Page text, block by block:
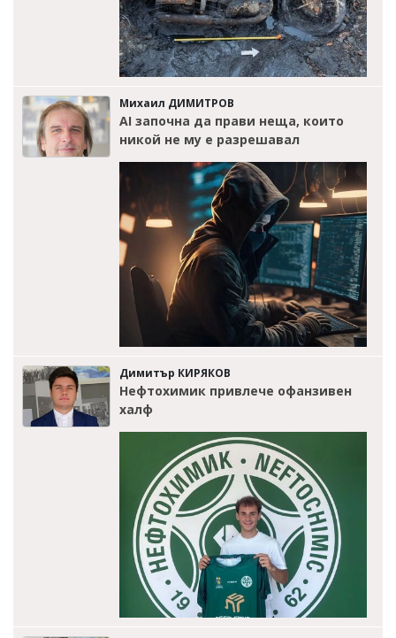
Михаил ДИМИТРОВ
AI започна да прави неща, които
никой не му е разрешавал
Димитър КИРЯКОВ
Нефтохимик привлече офанзивен
халф